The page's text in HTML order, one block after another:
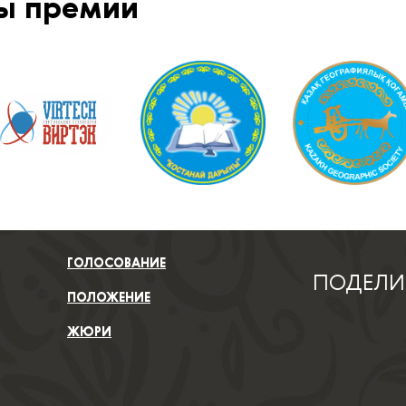
премии
ГОЛОСОВАНИЕ
ПОЛОЖЕНИЕ
ЖЮРИ